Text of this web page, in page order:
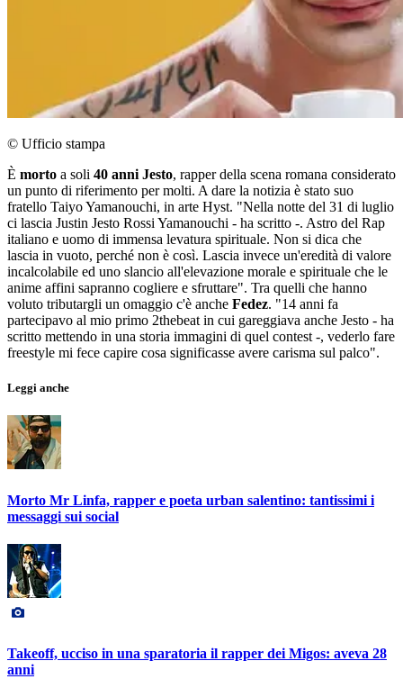
© Ufficio stampa
È morto a soli 40 anni Jesto, rapper della scena romana considerato
un punto di riferimento per molti. A dare la notizia è stato suo
fratello Taiyo Yamanouchi, in arte Hyst. "Nella notte del 31 di luglio
ci lascia Justin Jesto Rossi Yamanouchi - ha scritto -. Astro del Rap
italiano e uomo di immensa levatura spirituale. Non si dica che
lascia in vuoto, perché non è così. Lascia invece un'eredità di valore
incalcolabile ed uno slancio all'elevazione morale e spirituale che le
anime affini sapranno cogliere e sfruttare". Tra quelli che hanno
voluto tributargli un omaggio c'è anche Fedez. "14 anni fa
partecipavo al mio primo 2thebeat in cui gareggiava anche Jesto - ha
scritto mettendo in una storia immagini di quel contest -, vederlo fare
freestyle mi fece capire cosa significasse avere carisma sul palco".
Leggi anche
Morto Mr Linfa, rapper e poeta urban salentino: tantissimi i
messaggi sui social
Takeoff, ucciso in una sparatoria il rapper dei Migos: aveva 28
anni